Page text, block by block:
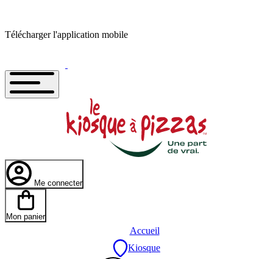
Télécharger l'application mobile
Me connecter
Mon panier
Accueil
Kiosque